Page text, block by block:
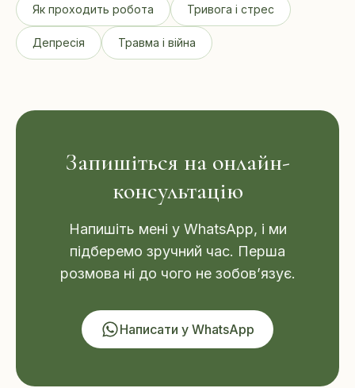
Як проходить робота Тривога і стрес
Депресія Травма і війна
Запишіться на онлайн-
консультацію
Напишіть мені у WhatsApp, і ми
підберемо зручний час. Перша
розмова ні до чого не зобов’язує.
Написати у WhatsApp